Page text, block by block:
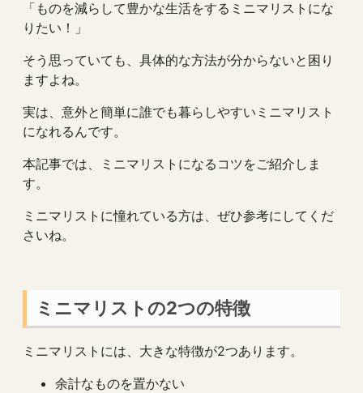
「ものを減らして豊かな生活をするミニマリストにな
りたい！」
そう思っていても、具体的な方法が分からないと困り
ますよね。
実は、意外と簡単に誰でも暮らしやすいミニマリスト
になれるんです。
本記事では、ミニマリストになるコツをご紹介しま
す。
ミニマリストに憧れている方は、ぜひ参考にしてくだ
さいね。
ミニマリストの2つの特徴
ミニマリストには、大きな特徴が2つあります。
余計なものを置かない